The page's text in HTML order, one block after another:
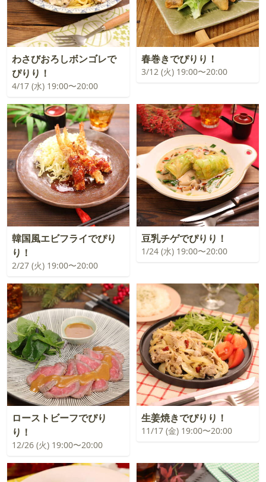
わさびおろしボンゴレで
ぴりり！
4/17 (水) 19:00〜20:00
春巻きでぴりり！
3/12 (火) 19:00〜20:00
韓国風エビフライでぴり
り！
2/27 (火) 19:00〜20:00
豆乳チゲでぴりり！
1/24 (水) 19:00〜20:00
ローストビーフでぴり
り！
12/26 (火) 19:00〜20:00
生姜焼きでぴりり！
11/17 (金) 19:00〜20:00